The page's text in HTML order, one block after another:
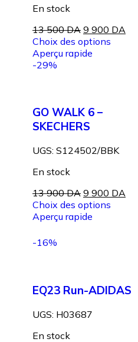
En stock
13 500DA 9 900 DA
Choix des options
Aperçu rapide
-29%
GO WALK 6 –
SKECHERS
UGS: S124502/BBK
En stock
13 900DA 9 900 DA
Choix des options
Aperçu rapide
-16%
EQ23 Run-ADIDAS
UGS: H03687
En stock